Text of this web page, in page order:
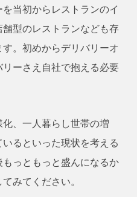
当初からレストランのイ
型のレストランなども存
。初めからデリバリーオ
ーさえ自社で抱える必要
、一人暮らし世帯の増
るといった現状を考える
っともっと盛んになるか
みてください。